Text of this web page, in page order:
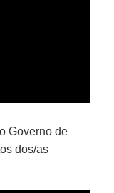
Governo de
dos/as